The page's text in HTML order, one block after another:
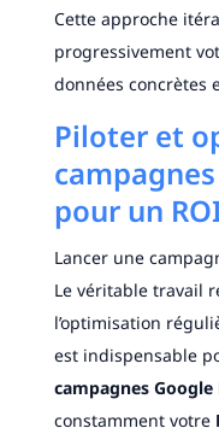
Cette approche
progressivement
données concrètes
Piloter et
pour un
Lancer une
Le véritable travail
l’optimisation
est indispensable
campagnes Google
constamment votre